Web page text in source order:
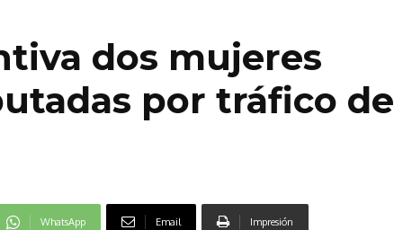
dos mujeres
por tráfico de
WhatsApp Email Impresión